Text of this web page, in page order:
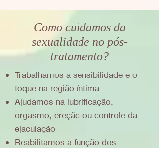
Como cuidamos da
sexualidade no pós-
tratamento?
Trabalhamos a sensibilidade e o
toque na região íntima
Ajudamos na lubrificação,
orgasmo, ereção ou controle da
ejaculação
Reabilitamos a função dos